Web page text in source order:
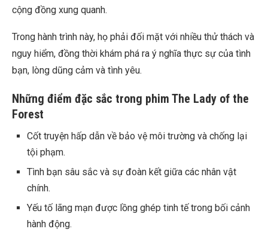
cộng đồng xung quanh.
Trong hành trình này, họ phải đối mặt với nhiều thử thách và
nguy hiểm, đồng thời khám phá ra ý nghĩa thực sự của tình
bạn, lòng dũng cảm và tình yêu.
Những điểm đặc sắc trong phim The Lady of the
Forest
Cốt truyện hấp dẫn về bảo vệ môi trường và chống lại
tội phạm.
Tình bạn sâu sắc và sự đoàn kết giữa các nhân vật
chính.
Yếu tố lãng mạn được lồng ghép tinh tế trong bối cảnh
hành động.